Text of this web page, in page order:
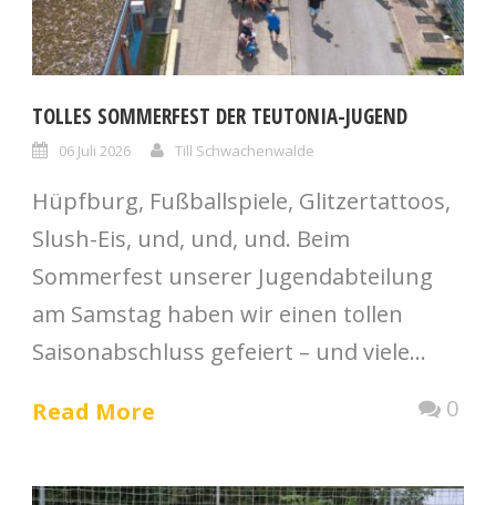
TOLLES SOMMERFEST DER TEUTONIA-JUGEND
06 Juli 2026 Till Schwachenwalde
Hüpfburg, Fußballspiele, Glitzertattoos,
Slush-Eis, und, und, und. Beim
Sommerfest unserer Jugendabteilung
am Samstag haben wir einen tollen
Saisonabschluss gefeiert – und viele...
Read More
0